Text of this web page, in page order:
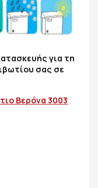
για τη
σας σε
Βερόνα 3003